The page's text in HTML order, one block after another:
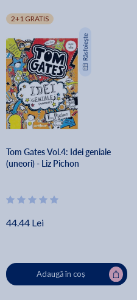
2+1 GRATIS
Tom Gates Vol.4: Idei geniale
(uneori) - Liz Pichon
44.44 Lei
Adaugă în coș